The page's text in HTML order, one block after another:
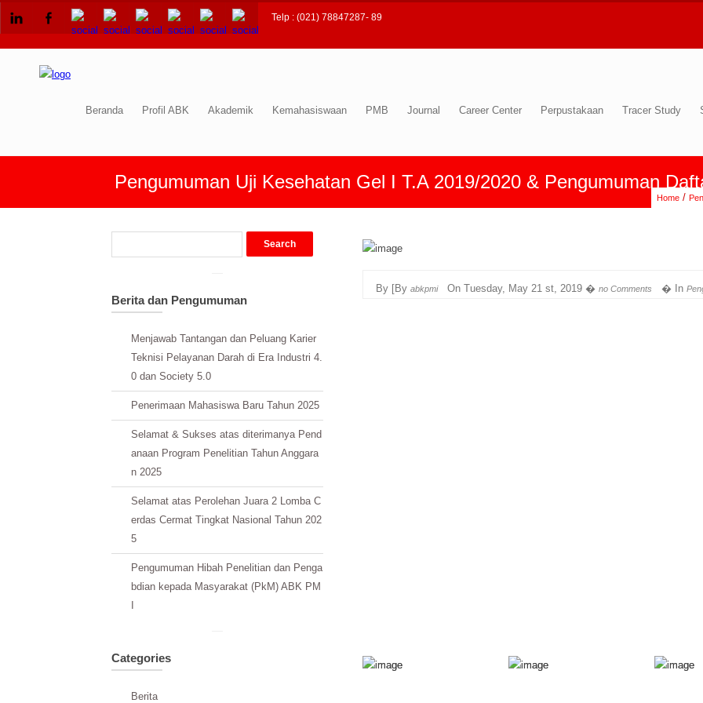
Telp : (021) 78847287- 89
Beranda Profil ABK Akademik Kemahasiswaan PMB Journal Career Center Perpustakaan Tracer Study
Home /
Pengumuman Uji Kesehatan Gel I T.A 2019/2020 & Pengumuman
By [By abkpmi On Tuesday, May 21 st, 2019 � no Comments � In
Berita dan Pengumuman
Menjawab Tantangan dan Peluang Karier
Teknisi Pelayanan Darah di Era Industri 4.
0 dan Society 5.0
Penerimaan Mahasiswa Baru Tahun 2025
Selamat & Sukses atas diterimanya Pend
anaan Program Penelitian Tahun Anggara
n 2025
Selamat atas Perolehan Juara 2 Lomba C
erdas Cermat Tingkat Nasional Tahun 202
5
Pengumuman Hibah Penelitian dan Penga
bdian kepada Masyarakat (PkM) ABK PM
Categories
Berita